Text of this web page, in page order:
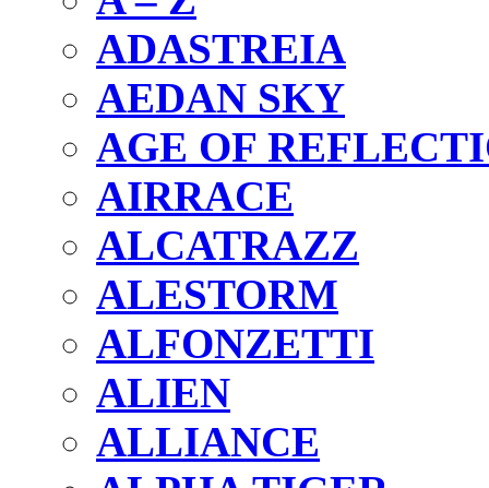
ADASTREIA
AEDAN SKY
AGE OF
AIRRACE
ALCATRAZZ
ALESTORM
ALFONZETTI
ALIEN
ALLIANCE